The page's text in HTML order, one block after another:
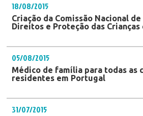
18/08/2015
Criação da Comissão Nacional
Direitos e Proteção das Crianças
05/08/2015
Médico de família para todas as
residentes em Portugal
31/07/2015